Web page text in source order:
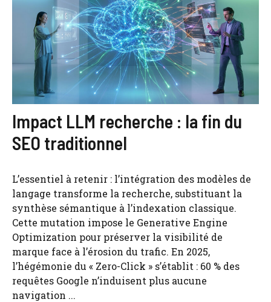
Impact LLM recherche : la fin du
SEO traditionnel
L’essentiel à retenir : l’intégration des modèles de
langage transforme la recherche, substituant la
synthèse sémantique à l’indexation classique.
Cette mutation impose le Generative Engine
Optimization pour préserver la visibilité de
marque face à l’érosion du trafic. En 2025,
l’hégémonie du « Zero-Click » s’établit : 60 % des
requêtes Google n’induisent plus aucune
navigation ...